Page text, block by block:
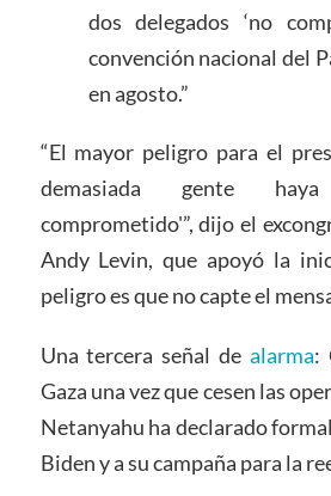
dos delegados ‘no
convención nacional del
en agosto.”
“El mayor peligro para el
demasiada gente
comprometido'”, dijo el
Andy Levin, que apoyó la
peligro es que no capte el
Una tercera señal de alarma:
Gaza una vez que cesen las
Netanyahu ha declarado
Biden y a su campaña para la